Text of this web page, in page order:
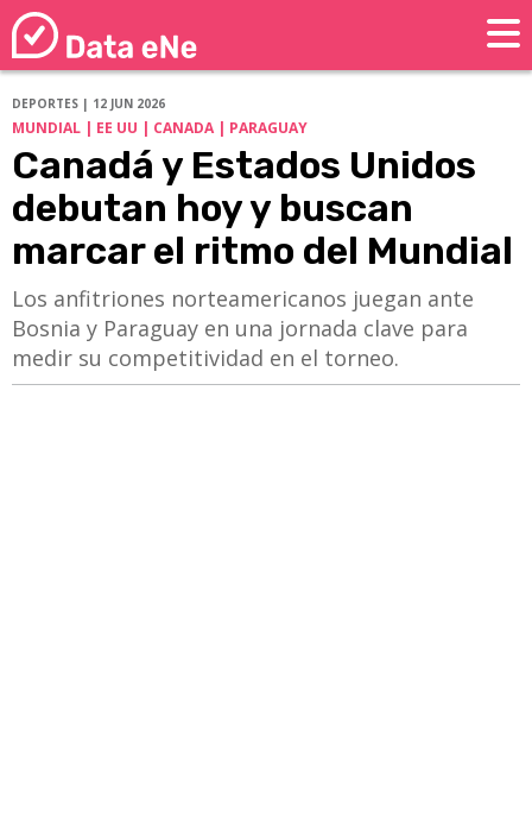
DEPORTES | 12 JUN 2026
MUNDIAL | EE UU | CANADA | PARAGUAY
Canadá y Estados Unidos
debutan hoy y buscan
marcar el ritmo del Mundial
Los anfitriones norteamericanos juegan ante
Bosnia y Paraguay en una jornada clave para
medir su competitividad en el torneo.